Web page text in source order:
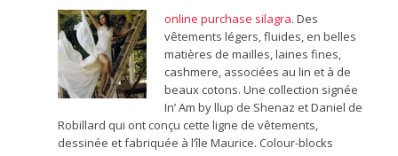
online purchase silagra. Des
vêtements légers, fluides, en belles
matières de mailles, laines fines,
cashmere, associées au lin et à de
beaux cotons. Une collection signée
In’ Am by llup de Shenaz et Daniel de
Robillard qui ont conçu cette ligne de vêtements,
dessinée et fabriquée à l’île Maurice. Colour-blocks